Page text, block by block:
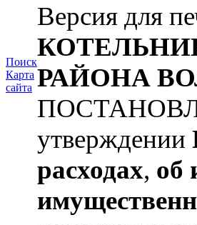
Поиск
Карта
сайта
Версия для
РАЙОНА
утверждении
расходах, об